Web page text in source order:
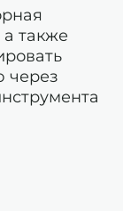
также
через